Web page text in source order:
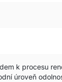
k procesu
úroveň